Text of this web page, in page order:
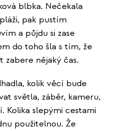
blbka. Nečekala
pak pustím
a půjdu si zase
do toho šla s tím, že
nějaký čas.
kolik věcí bude
světla, záběr, kameru,
Kolika slepými cestami
použitelnou. Že